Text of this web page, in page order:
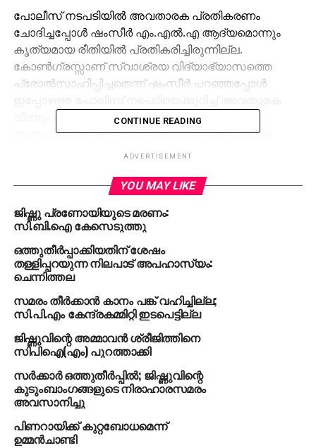
പോലീസ് നടപടിയില്‍ അവതാരക പ്രതികരണം
ചോദിച്ചപ്പോള്‍ ഷംസീര്‍ എം.എല്‍.എ ആദ്യമൊന്നും
കൃത്യമായ രീതിയില്‍ പ്രതികരിച്ചിരുന്നില്ല.
കോണ്‍ഗ്രസ്സാണ് സ്വാശ്രയ വിദ്യാഭ്യാസത്തെ
പ്രോല്‍സാഹിപ്പിച്ചതെന്ന് ഷംസീര്‍ പറഞ്ഞപ്പോള്‍
വീണ്ടും പ്രതികരണം ചോദിച്ചു. ഡി.ജി.പി
ആസ്ഥാനത്തേക്ക് സമരം ചെയ്താല്‍ ഒരു നിശ്ചിത
പരിധി കഴിഞ്ഞാല്‍ അവര്‍ സമരം തടയും. എസ്.പി
തടയും. അത് സ്വഭാവികമാണ്.’ എന്നായിരുന്നു
ചോദ്യങ്ങള്‍ക്കെല്ലാം ഷംസീര്‍ രോഷത്തോടെയാണ്
പ്രതികരിച്ചത്. എന്നാല്‍ ഇത് രാഷ്ട്രീയ സമരമല്ലെന്നും
മകനെ നഷ്ടപ്പെട്ട ഒരു അമ്മയുടെ സമരമാണിതെന്നും
അവതാരക പറഞ്ഞപ്പോള്‍ തന്നെയാരും മനുഷ്യത്വം
പഠിപ്പിക്കേണ്ടെന്നായിരുന്നു ഷംസീറിന്റെ പ്രതികരണം.
RELATED TOPICS: JISHNU ISSUE
UP NEXT
സംസ്ഥാനത്ത് നാളെ യുഡിഎഫ് ഹര്‍ത്താല്‍
DON'T MISS
തിരുവനന്തപുരത്തും കോഴിക്കോട്ടും നാളെ
ഹര്‍ത്താല്‍
CONTINUE READING
ADVERTISEMENT
YOU MAY LIKE
ജിഷ്ണു പ്രണോയിയുടെ മരണം:
സി.ബി.ഐ കേസെടുത്തു
ഒത്തുതീര്‍പ്പാക്കിയതിന് ശേഷം
തള്ളിപ്പറയുന്ന നിലപാട് അപഹാസ്യം:
ചെന്നിത്തല
സമരം തീര്‍ക്കാന്‍ കാനം പങ്ക് വഹിച്ചില്ല;
സി.പി.എം കേന്ദ്രകമ്മിറ്റി ഇടപെട്ടില്ല
ജിഷ്ണുവിന്റെ അമ്മാവന്‍ ശ്രീജിത്തിനെ
സിപിഐ(എം) പുറത്താക്കി
സര്‍ക്കാര്‍ ഒത്തുതീര്‍പ്പില്‍; ജിഷ്ണുവിന്റെ
കുടുംബാംഗങ്ങളുടെ നിരാഹാരസമരം
അവസാനിച്ചു
പിണറായിക്ക് കുറ്റബോധമെന്ന്
ഉമ്മന്‍ചാണ്ടി